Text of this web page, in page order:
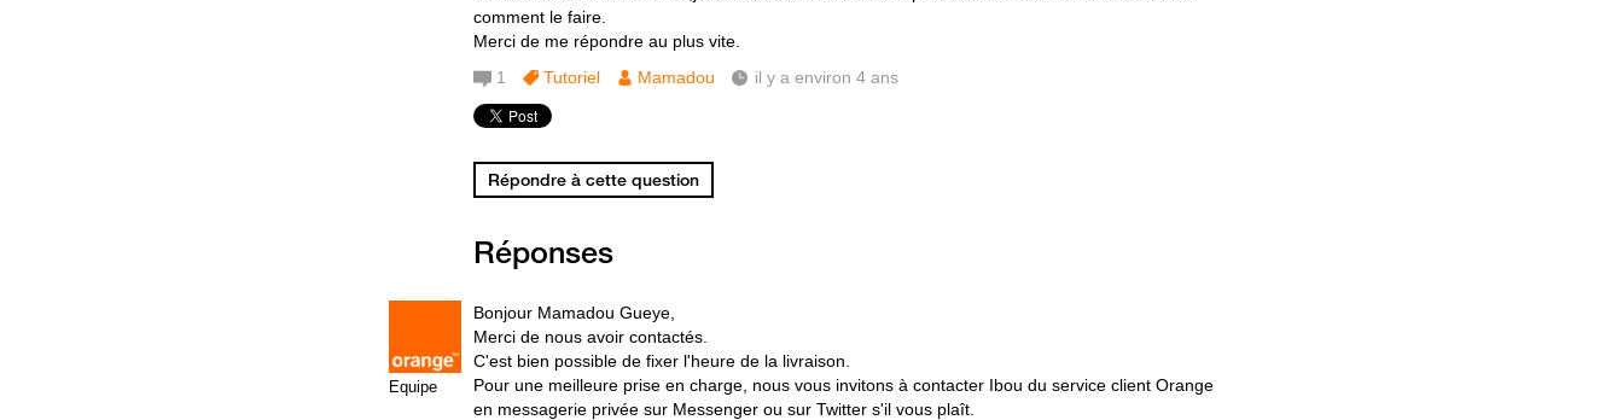
comment le faire.
Merci de me répondre au plus vite.
1 Tutoriel Mamadou il y a environ 4 ans
Répondre à cette question
Réponses
Equipe
Bonjour Mamadou Gueye,
Merci de nous avoir contactés.
C'est bien possible de fixer l'heure de la livraison.
Pour une meilleure prise en charge, nous vous invitons à contacter Ibou du service client Orange
en messagerie privée sur Messenger ou sur Twitter s'il vous plaît.